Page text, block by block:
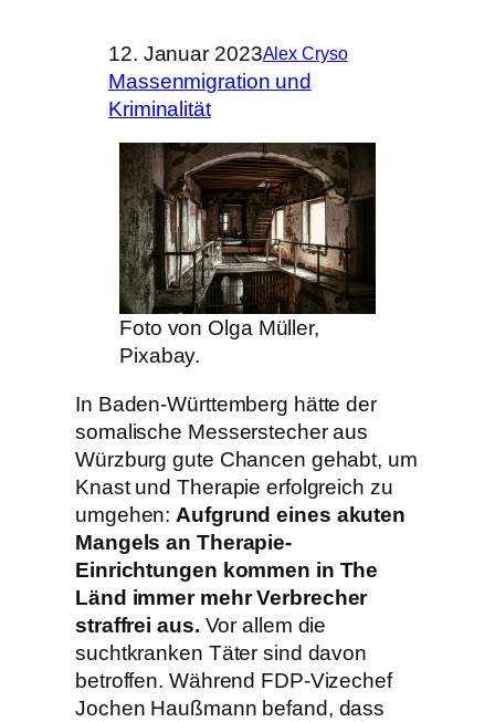
12. Januar 2023Alex Cryso
Massenmigration und
Kriminalität
Foto von Olga Müller,
Pixabay.
In Baden-Württemberg hätte der
somalische Messerstecher aus
Würzburg gute Chancen gehabt, um
Knast und Therapie erfolgreich zu
umgehen: Aufgrund eines akuten
Mangels an Therapie-
Einrichtungen kommen in The
Länd immer mehr Verbrecher
straffrei aus. Vor allem die
suchtkranken Täter sind davon
betroffen. Während FDP-Vizechef
Jochen Haußmann befand, dass